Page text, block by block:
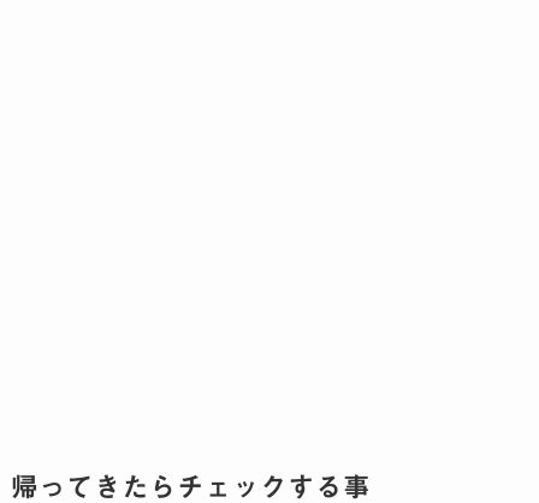
帰ってきたらチェックする事